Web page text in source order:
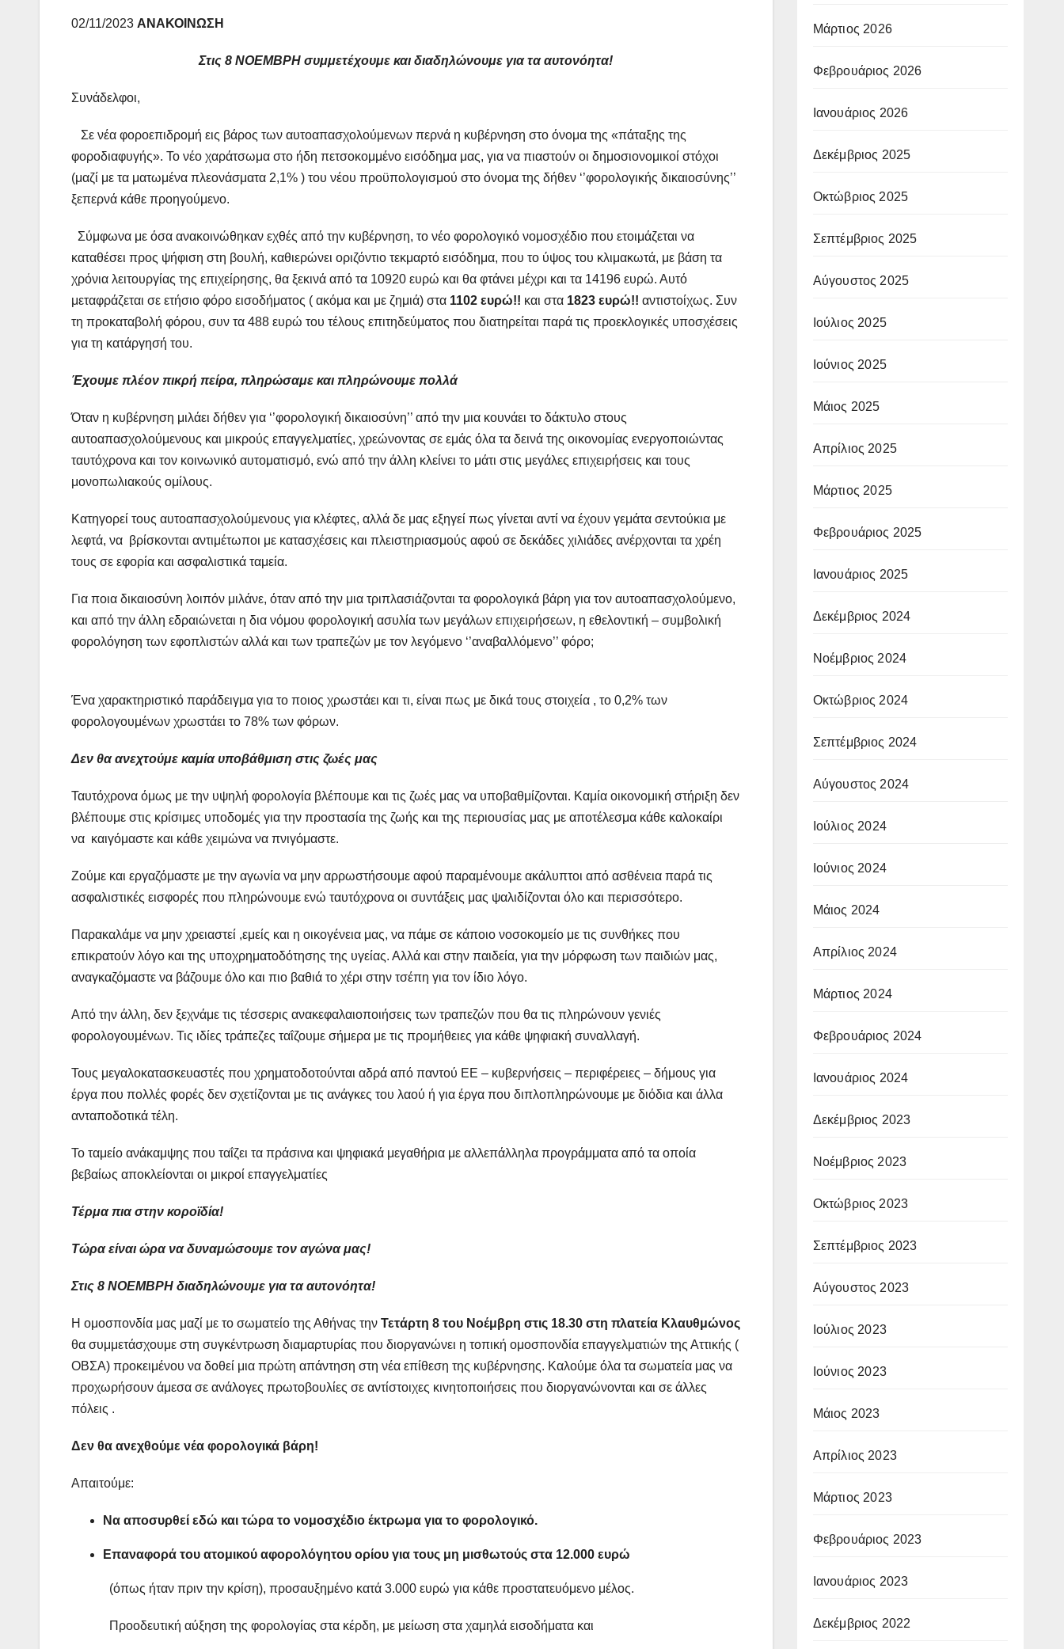
02/11/2023 ΑΝΑΚΟΙΝΩΣΗ
Στις 8 ΝΟΕΜΒΡΗ συμμετέχουμε και διαδηλώνουμε για τα αυτονόητα!
Συνάδελφοι,
Σε νέα φοροεπιδρομή εις βάρος των αυτοαπασχολούμενων περνά η κυβέρνηση στο όνομα της «πάταξης της
φοροδιαφυγής». Το νέο χαράτσωμα στο ήδη πετσοκομμένο εισόδημα μας, για να πιαστούν οι δημοσιονομικοί στόχοι
(μαζί με τα ματωμένα πλεονάσματα 2,1% ) του νέου προϋπολογισμού στο όνομα της δήθεν ‘’φορολογικής δικαιοσύνης’’
ξεπερνά κάθε προηγούμενο.
Σύμφωνα με όσα ανακοινώθηκαν εχθές από την κυβέρνηση, το νέο φορολογικό νομοσχέδιο που ετοιμάζεται να
καταθέσει προς ψήφιση στη βουλή, καθιερώνει οριζόντιο τεκμαρτό εισόδημα, που το ύψος του κλιμακωτά, με βάση τα
χρόνια λειτουργίας της επιχείρησης, θα ξεκινά από τα 10920 ευρώ και θα φτάνει μέχρι και τα 14196 ευρώ. Αυτό
μεταφράζεται σε ετήσιο φόρο εισοδήματος ( ακόμα και με ζημιά) στα 1102 ευρώ!! και στα 1823 ευρώ!! αντιστοίχως. Συν
τη προκαταβολή φόρου, συν τα 488 ευρώ του τέλους επιτηδεύματος που διατηρείται παρά τις προεκλογικές υποσχέσεις
για τη κατάργησή του.
Έχουμε πλέον πικρή πείρα, πληρώσαμε και πληρώνουμε πολλά
Όταν η κυβέρνηση μιλάει δήθεν για ‘’φορολογική δικαιοσύνη’’ από την μια κουνάει το δάκτυλο στους
αυτοαπασχολούμενους και μικρούς επαγγελματίες, χρεώνοντας σε εμάς όλα τα δεινά της οικονομίας ενεργοποιώντας
ταυτόχρονα και τον κοινωνικό αυτοματισμό, ενώ από την άλλη κλείνει το μάτι στις μεγάλες επιχειρήσεις και τους
μονοπωλιακούς ομίλους.
Κατηγορεί τους αυτοαπασχολούμενους για κλέφτες, αλλά δε μας εξηγεί πως γίνεται αντί να έχουν γεμάτα σεντούκια με
λεφτά, να βρίσκονται αντιμέτωποι με κατασχέσεις και πλειστηριασμούς αφού σε δεκάδες χιλιάδες ανέρχονται τα χρέη
τους σε εφορία και ασφαλιστικά ταμεία.
Για ποια δικαιοσύνη λοιπόν μιλάνε, όταν από την μια τριπλασιάζονται τα φορολογικά βάρη για τον αυτοαπασχολούμενο,
και από την άλλη εδραιώνεται η δια νόμου φορολογική ασυλία των μεγάλων επιχειρήσεων, η εθελοντική – συμβολική
φορολόγηση των εφοπλιστών αλλά και των τραπεζών με τον λεγόμενο ‘’αναβαλλόμενο’’ φόρο;
Ένα χαρακτηριστικό παράδειγμα για το ποιος χρωστάει και τι, είναι πως με δικά τους στοιχεία , το 0,2% των
φορολογουμένων χρωστάει το 78% των φόρων.
Δεν θα ανεχτούμε καμία υποβάθμιση στις ζωές μας
Ταυτόχρονα όμως με την υψηλή φορολογία βλέπουμε και τις ζωές μας να υποβαθμίζονται. Καμία οικονομική στήριξη δεν
βλέπουμε στις κρίσιμες υποδομές για την προστασία της ζωής και της περιουσίας μας με αποτέλεσμα κάθε καλοκαίρι
να καιγόμαστε και κάθε χειμώνα να πνιγόμαστε.
Ζούμε και εργαζόμαστε με την αγωνία να μην αρρωστήσουμε αφού παραμένουμε ακάλυπτοι από ασθένεια παρά τις
ασφαλιστικές εισφορές που πληρώνουμε ενώ ταυτόχρονα οι συντάξεις μας ψαλιδίζονται όλο και περισσότερο.
Παρακαλάμε να μην χρειαστεί ,εμείς και η οικογένεια μας, να πάμε σε κάποιο νοσοκομείο με τις συνθήκες που
επικρατούν λόγο και της υποχρηματοδότησης της υγείας. Αλλά και στην παιδεία, για την μόρφωση των παιδιών μας,
αναγκαζόμαστε να βάζουμε όλο και πιο βαθιά το χέρι στην τσέπη για τον ίδιο λόγο.
Από την άλλη, δεν ξεχνάμε τις τέσσερις ανακεφαλαιοποιήσεις των τραπεζών που θα τις πληρώνουν γενιές
φορολογουμένων. Τις ιδίες τράπεζες ταΐζουμε σήμερα με τις προμήθειες για κάθε ψηφιακή συναλλαγή.
Τους μεγαλοκατασκευαστές που χρηματοδοτούνται αδρά από παντού ΕΕ – κυβερνήσεις – περιφέρειες – δήμους για
έργα που πολλές φορές δεν σχετίζονται με τις ανάγκες του λαού ή για έργα που διπλοπληρώνουμε με διόδια και άλλα
ανταποδοτικά τέλη.
Το ταμείο ανάκαμψης που ταΐζει τα πράσινα και ψηφιακά μεγαθήρια με αλλεπάλληλα προγράμματα από τα οποία
βεβαίως αποκλείονται οι μικροί επαγγελματίες
Τέρμα πια στην κοροϊδία!
Τώρα είναι ώρα να δυναμώσουμε τον αγώνα μας!
Στις 8 ΝΟΕΜΒΡΗ διαδηλώνουμε για τα αυτονόητα!
Η ομοσπονδία μας μαζί με το σωματείο της Αθήνας την Τετάρτη 8 του Νοέμβρη στις 18.30 στη πλατεία Κλαυθμώνος
θα συμμετάσχουμε στη συγκέντρωση διαμαρτυρίας που διοργανώνει η τοπική ομοσπονδία επαγγελματιών της Αττικής (
ΟΒΣΑ) προκειμένου να δοθεί μια πρώτη απάντηση στη νέα επίθεση της κυβέρνησης. Καλούμε όλα τα σωματεία μας να
προχωρήσουν άμεσα σε ανάλογες πρωτοβουλίες σε αντίστοιχες κινητοποιήσεις που διοργανώνονται και σε άλλες
πόλεις .
Δεν θα ανεχθούμε νέα φορολογικά βάρη!
Απαιτούμε:
Να αποσυρθεί εδώ και τώρα το νομοσχέδιο έκτρωμα για το φορολογικό.
Επαναφορά του ατομικού αφορολόγητου ορίου για τους μη μισθωτούς στα 12.000 ευρώ
(όπως ήταν πριν την κρίση), προσαυξημένο κατά 3.000 ευρώ για κάθε προστατευόμενο μέλος.
Προοδευτική αύξηση της φορολογίας στα κέρδη, με μείωση στα χαμηλά εισοδήματα και
Μάρτιος 2026
Φεβρουάριος 2026
Ιανουάριος 2026
Δεκέμβριος 2025
Οκτώβριος 2025
Σεπτέμβριος 2025
Αύγουστος 2025
Ιούλιος 2025
Ιούνιος 2025
Μάιος 2025
Απρίλιος 2025
Μάρτιος 2025
Φεβρουάριος 2025
Ιανουάριος 2025
Δεκέμβριος 2024
Νοέμβριος 2024
Οκτώβριος 2024
Σεπτέμβριος 2024
Αύγουστος 2024
Ιούλιος 2024
Ιούνιος 2024
Μάιος 2024
Απρίλιος 2024
Μάρτιος 2024
Φεβρουάριος 2024
Ιανουάριος 2024
Δεκέμβριος 2023
Νοέμβριος 2023
Οκτώβριος 2023
Σεπτέμβριος 2023
Αύγουστος 2023
Ιούλιος 2023
Ιούνιος 2023
Μάιος 2023
Απρίλιος 2023
Μάρτιος 2023
Φεβρουάριος 2023
Ιανουάριος 2023
Δεκέμβριος 2022